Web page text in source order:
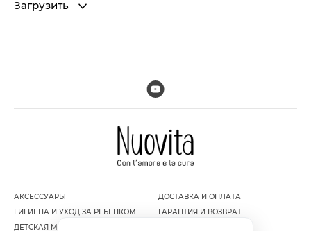
Загрузить
АКСЕССУАРЫ
ГИГИЕНА И УХОД ЗА РЕБЕНКОМ
ДЕТСКАЯ МЕБЕЛЬ
ДОСТАВКА И ОПЛАТА
ГАРАНТИЯ И ВОЗВРАТ